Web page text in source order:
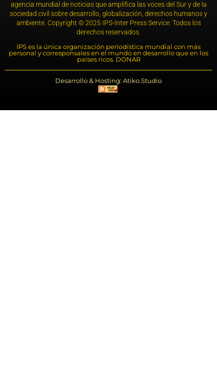
agencia mundial de noticias que amplifica las voces del Sur y de la
sociedad civil sobre desarrollo, globalización, derechos humanos y
ambiente. Copyright © 2025 IPS-Inter Press Service. Todos los
derechos reservados.
IPS es la única organización periodística mundial con más
personal y corresponsales en el mundo en desarrollo que en los
países ricos. DONAR
Desarrollo & Hosting: Atiko.Studio